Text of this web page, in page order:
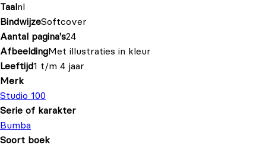
Taalnl
BindwijzeSoftcover
Aantal pagina's24
AfbeeldingMet illustraties in kleur
Leeftijd1 t/m 4 jaar
Merk
Studio 100
Serie of karakter
Bumba
Soort boek